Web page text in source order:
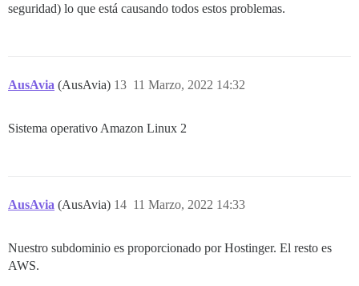
seguridad) lo que está causando todos estos problemas.
AusAvia (AusAvia) 11 Marzo, 2022 14:32
13
Sistema operativo Amazon Linux 2
AusAvia (AusAvia) 11 Marzo, 2022 14:33
14
Nuestro subdominio es proporcionado por Hostinger. El resto es
AWS.